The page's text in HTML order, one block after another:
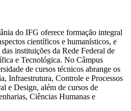
do IFG oferece formação integral
científicos e humanísticos, e
instituições da Rede Federal de
e Tecnológica. No Câmpus
de cursos técnicos abrange os
Infraestrutura, Controle e Processos
e Design, além de cursos de
Ciências Humanas e